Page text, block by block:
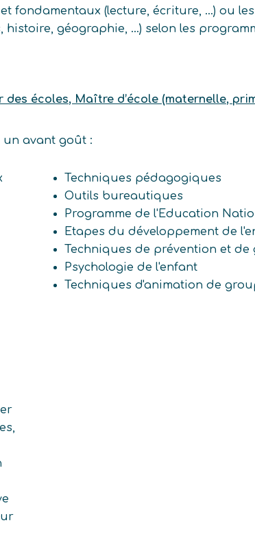
fondamentaux (lecture, écriture, …) ou
géographie, …) selon les
écoles, Maître d’école (maternelle,
avant goût :
Techniques pédagogiques
Outils bureautiques
Programme de l'Education
Etapes du développement de
Techniques de prévention et
Psychologie de l'enfant
Techniques d'animation de